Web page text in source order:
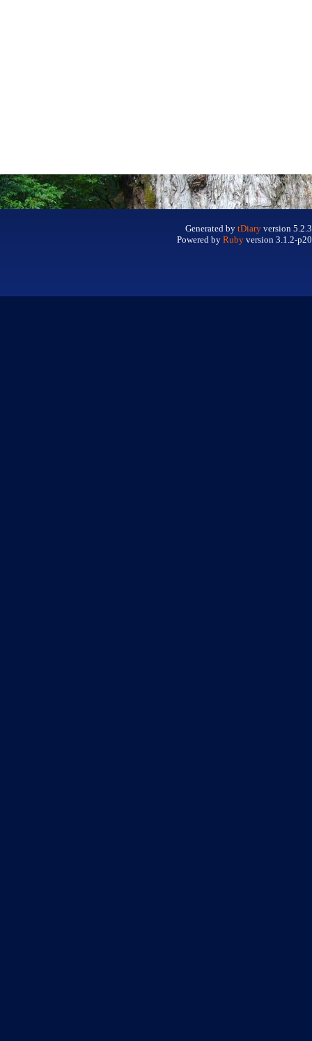
Generated by tDiary version 5.2.3
Powered by Ruby version 3.1.2-p20